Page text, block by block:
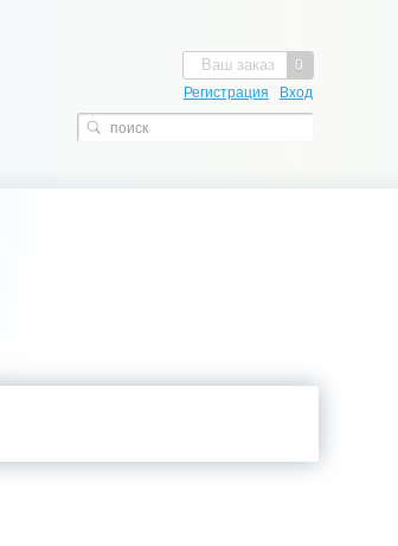
0
Ваш заказ
Регистрация Вход